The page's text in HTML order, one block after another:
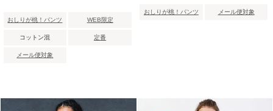
おしりが桃！パンツ WEB限定
コットン混 定番
メール便対象
おしりが桃！パンツ メール便対象